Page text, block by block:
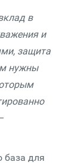
в
и
защита
нужны
база для